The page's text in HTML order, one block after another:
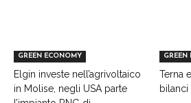
GREEN ECONOMY
Elgin investe nell’agrivoltaico
in Molise, negli USA parte
GREEN
Terna
bilanci